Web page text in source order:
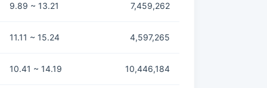
9.89 ~ 13.21 7,459,262
11.11 ~ 15.24 4,597,265
10.41 ~ 14.19 10,446,184